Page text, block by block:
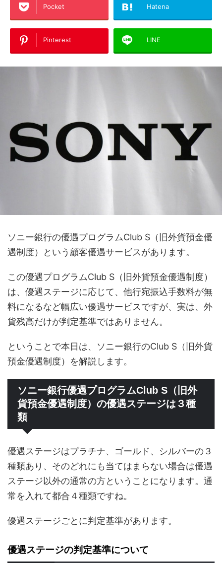
Pocket Hatena
Pinterest LINE
ソニー銀行の優遇プログラムClub S（旧外貨預金優
遇制度）という顧客優遇サービスがあります。
この優遇プログラムClub S（旧外貨預金優遇制度）
は、優遇ステージに応じて、他行宛振込手数料が無
料になるなど幅広い優遇サービスですが、実は、外
貨残高だけが判定基準ではありません。
ということで本日は、ソニー銀行のClub S（旧外貨
預金優遇制度）を解説します。
ソニー銀行優遇プログラムClub S（旧外
貨預金優遇制度）の優遇ステージは３種
類
優遇ステージはプラチナ、ゴールド、シルバーの３
種類あり、そのどれにも当てはまらない場合は優遇
ステージ以外の通常の方ということになります。通
常を入れて都合４種類ですね。
優遇ステージごとに判定基準があります。
優遇ステージの判定基準について